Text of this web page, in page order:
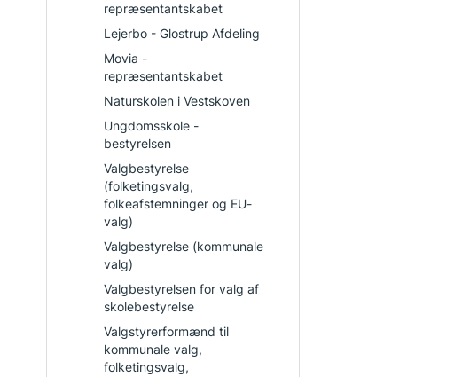
repræsentantskabet
Lejerbo - Glostrup Afdeling
Movia -
repræsentantskabet
Naturskolen i Vestskoven
Ungdomsskole -
bestyrelsen
Valgbestyrelse
(folketingsvalg,
folkeafstemninger og EU-
valg)
Valgbestyrelse (kommunale
valg)
Valgbestyrelsen for valg af
skolebestyrelse
Valgstyrerformænd til
kommunale valg,
folketingsvalg,